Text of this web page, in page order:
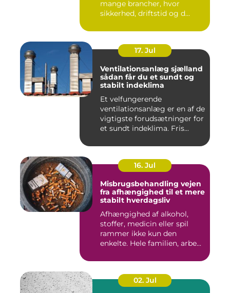
mange brancher, hvor
sikkerhed, driftstid og d...
17. Jul
Ventilationsanlæg sjælland
sådan får du et sundt og
stabilt indeklima
Et velfungerende
ventilationsanlæg er en af de
vigtigste forudsætninger for
et sundt indeklima. Fris...
16. Jul
Misbrugsbehandling vejen
fra afhængighed til et mere
stabilt hverdagsliv
Afhængighed af alkohol,
stoffer, medicin eller spil
rammer ikke kun den
enkelte. Hele familien, arbe...
02. Jul